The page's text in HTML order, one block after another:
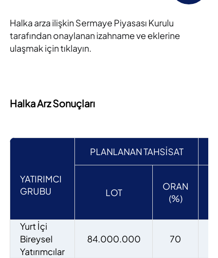
Halka arza ilişkin Sermaye Piyasası Kurulu
tarafından onaylanan izahname ve eklerine
ulaşmak için tıklayın.
Halka Arz Sonuçları
YATIRIMCI
GRUBU
PLANLANAN TAHSİSAT
LOT
ORAN
(%)
Yurt İçi
Bireysel
Yatırımcılar
84.000.000 70